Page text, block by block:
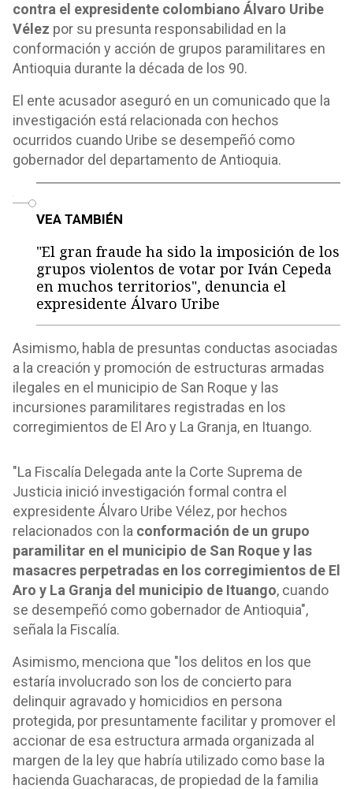
contra el expresidente colombiano Álvaro Uribe
Vélez por su presunta responsabilidad en la
conformación y acción de grupos paramilitares en
Antioquia durante la década de los 90.
El ente acusador aseguró en un comunicado que la
investigación está relacionada con hechos
ocurridos cuando Uribe se desempeñó como
gobernador del departamento de Antioquia.
VEA TAMBIÉN
"El gran fraude ha sido la imposición de los
grupos violentos de votar por Iván Cepeda
en muchos territorios", denuncia el
expresidente Álvaro Uribe
Asimismo, habla de presuntas conductas asociadas
a la creación y promoción de estructuras armadas
ilegales en el municipio de San Roque y las
incursiones paramilitares registradas en los
corregimientos de El Aro y La Granja, en Ituango.
"La Fiscalía Delegada ante la Corte Suprema de
Justicia inició investigación formal contra el
expresidente Álvaro Uribe Vélez, por hechos
relacionados con la conformación de un grupo
paramilitar en el municipio de San Roque y las
masacres perpetradas en los corregimientos de El
Aro y La Granja del municipio de Ituango, cuando
se desempeñó como gobernador de Antioquia",
señala la Fiscalía.
Asimismo, menciona que "los delitos en los que
estaría involucrado son los de concierto para
delinquir agravado y homicidios en persona
protegida, por presuntamente facilitar y promover el
accionar de esa estructura armada organizada al
margen de la ley que habría utilizado como base la
hacienda Guacharacas, de propiedad de la familia